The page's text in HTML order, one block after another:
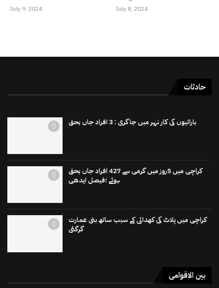
July 9, 2024 July 8, 2024
حادثات
باراتیوں کی کار نہر میں جاگری : 3 افراد جاں بحق
کراچی میں 5روز میں گرمی سے 427 افراد جاں بحق
ہوئے ؛فیصل ایدھی
کراچی میں پلاٹ کی کھدائی کے سبب ساتھ بنی عمارت
گرگئی
بین الاقوامی